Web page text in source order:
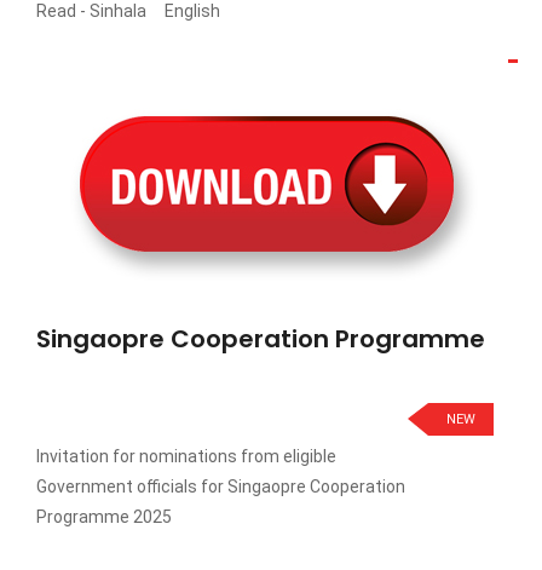
Read - Sinhala English
Singaopre Cooperation Programme
NEW
Invitation for nominations from eligible
Government officials for Singaopre Cooperation
Programme 2025